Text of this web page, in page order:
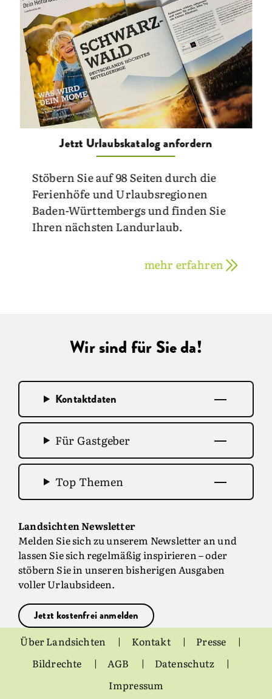
Jetzt Urlaubskatalog anfordern
Stöbern Sie auf 98 Seiten durch die
Ferienhöfe und Urlaubsregionen
Baden-Württembergs und finden Sie
Ihren nächsten Landurlaub.
mehr erfahren
Wir sind für Sie da!
Kontaktdaten
Für Gastgeber
Top Themen
Landsichten Newsletter
Melden Sie sich zu unserem Newsletter an und
lassen Sie sich regelmäßig inspirieren – oder
stöbern Sie in unseren bisherigen Ausgaben
voller Urlaubsideen.
Jetzt kostenfrei anmelden
Über Landsichten Kontakt
Presse
Bildrechte
AGB
Datenschutz
Impressum